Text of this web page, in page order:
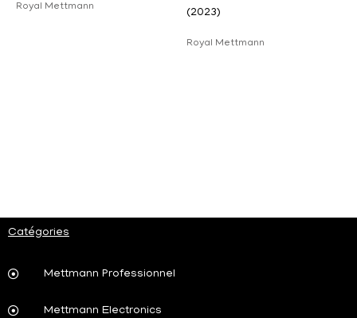
Royal Mettmann (2023)
Royal Mettmann
Catégories
Mettmann Professionnel
Mettmann Electronics